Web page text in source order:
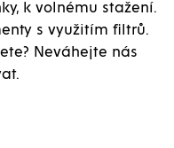
k volnému stažení.
s využitím filtrů.
Neváhejte nás